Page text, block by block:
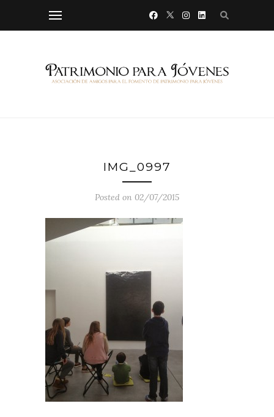
IMG_0997
Posted on 02/07/2015